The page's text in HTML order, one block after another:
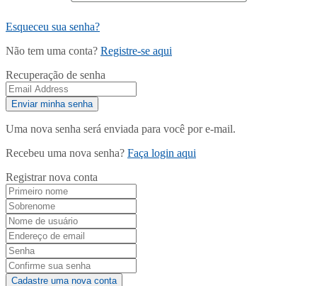
Esqueceu sua senha?
Não tem uma conta? Registre-se aqui
Recuperação de senha
Uma nova senha será enviada para você por e-mail.
Recebeu uma nova senha? Faça login aqui
Registrar nova conta